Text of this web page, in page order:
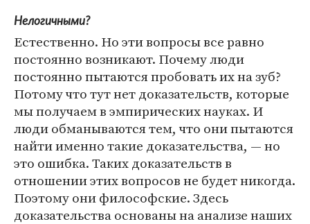
Нелогичными?
Естественно. Но эти вопросы все равно
постоянно возникают. Почему люди
постоянно пытаются пробовать их на зуб?
Потому что тут нет доказательств, которые
мы получаем в эмпирических науках. И
люди обманываются тем, что они пытаются
найти именно такие доказательства, — но
это ошибка. Таких доказательств в
отношении этих вопросов не будет никогда.
Поэтому они философские. Здесь
доказательства основаны на анализе наших